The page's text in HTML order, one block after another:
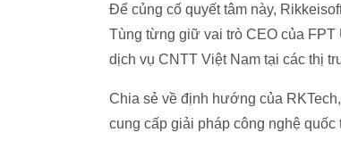
Để củng cố quyết tâm này,
Tùng từng giữ vai trò CEO của
dịch vụ CNTT Việt Nam tại các thị
Chia sẻ về định hướng của
cung cấp giải pháp công nghệ